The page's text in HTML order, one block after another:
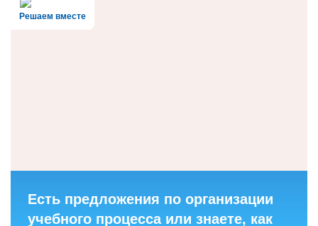
Решаем вместе
Есть предложения по организации
учебного процесса или знаете, как